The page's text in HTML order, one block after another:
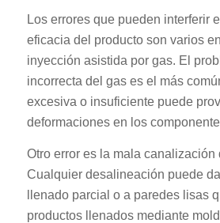
Los errores que pueden interferir
eficacia del producto son varios
inyección asistida por gas. El
incorrecta del gas es el más
excesiva o insuficiente puede
deformaciones en los
Otro error es la mala canalización
Cualquier desalineación puede
llenado parcial o a paredes lisas
productos llenados mediante